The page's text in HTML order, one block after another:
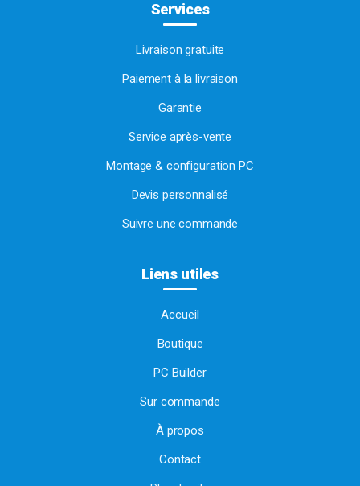
Services
Livraison gratuite
Paiement à la livraison
Garantie
Service après-vente
Montage & configuration PC
Devis personnalisé
Suivre une commande
Liens utiles
Accueil
Boutique
PC Builder
Sur commande
À propos
Contact